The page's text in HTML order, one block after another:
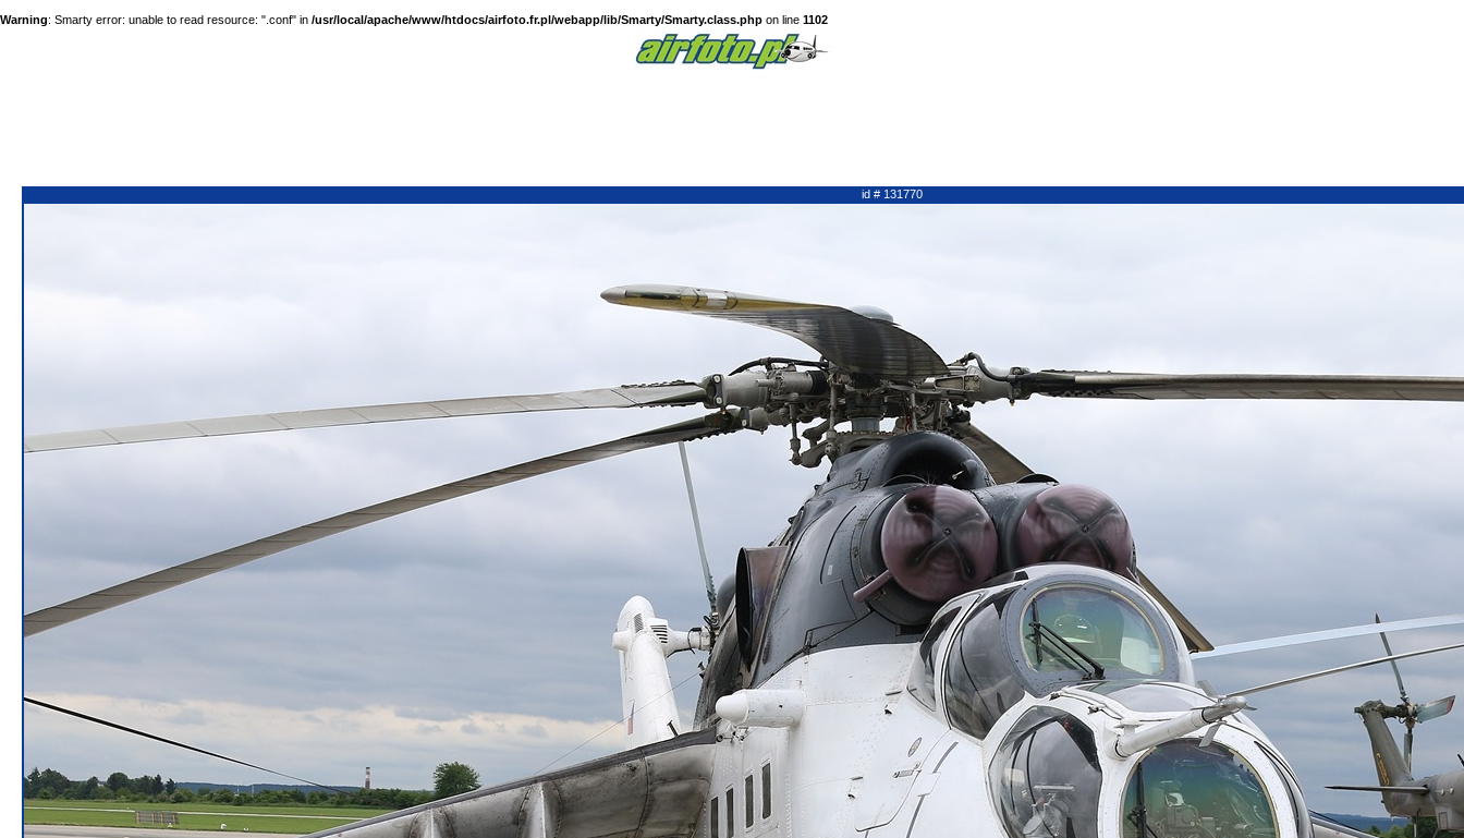
Warning: Smarty error: unable to read resource: ".conf" in /usr/local/apache/www/htdocs/airfoto.fr.pl/webapp/lib/Smarty/Smarty.class.php on line 1102
id # 131770